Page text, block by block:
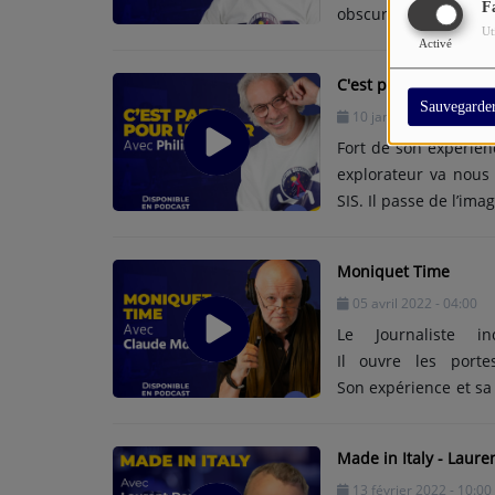
Activé
obscurs, voire
le Bob Marley du
C'est parti pour un
10 janvier 2023 - 16:02
Fort de son
explorateur va
SIS. Il passe de
Moniquet Time
05 avril 2022 - 04:00
Le Journaliste
Il ouvre les
Son expérience et
Made in Italy -
13 février 2022 - 10:00